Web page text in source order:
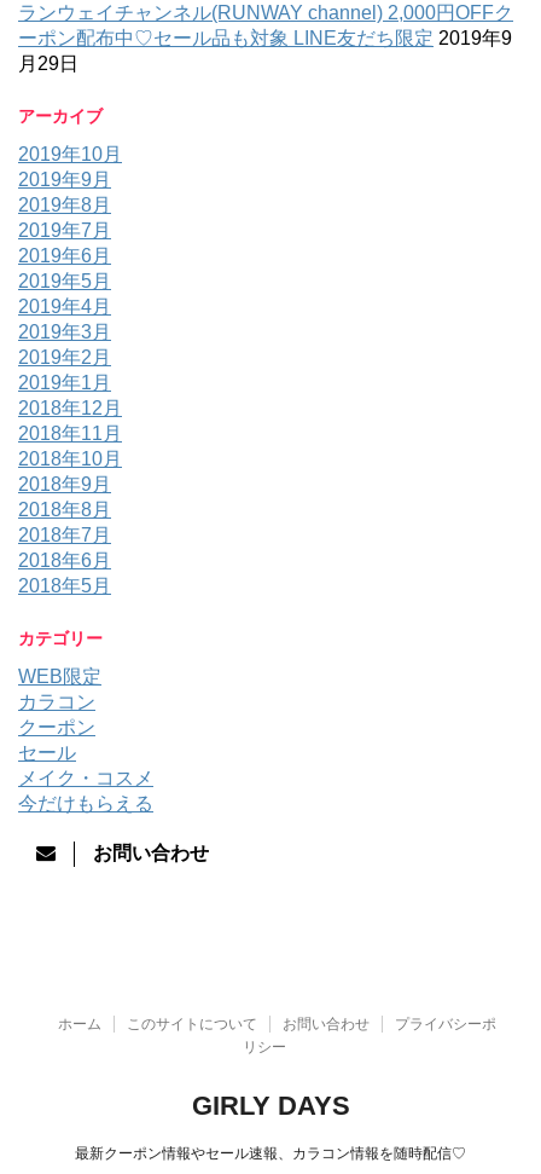
ランウェイチャンネル(RUNWAY channel) 2,000円OFFク
ーポン配布中♡セール品も対象 LINE友だち限定 2019年9
月29日
アーカイブ
2019年10月
2019年9月
2019年8月
2019年7月
2019年6月
2019年5月
2019年4月
2019年3月
2019年2月
2019年1月
2018年12月
2018年11月
2018年10月
2018年9月
2018年8月
2018年7月
2018年6月
2018年5月
カテゴリー
WEB限定
カラコン
クーポン
セール
メイク・コスメ
今だけもらえる
お問い合わせ
ホーム このサイトについて お問い合わせ
プライバシーポ
リシー
GIRLY DAYS
最新クーポン情報やセール速報、カラコン情報を随時配信♡